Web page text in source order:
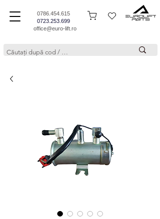
0786.454.615
0723.253.699
office@euro-lift.ro